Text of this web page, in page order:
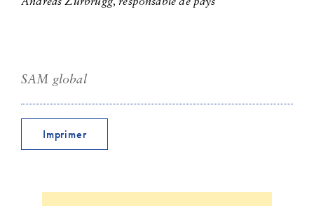
Andreas Zurbrügg, responsable de pays
SAM global
Imprimer